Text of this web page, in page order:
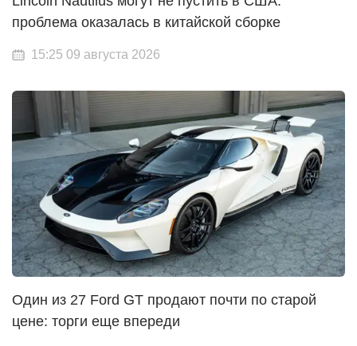
проблема оказалась в китайской сборке
15:25 09 августа 2026
Один из 27 Ford GT продают почти по старой
цене: торги еще впереди